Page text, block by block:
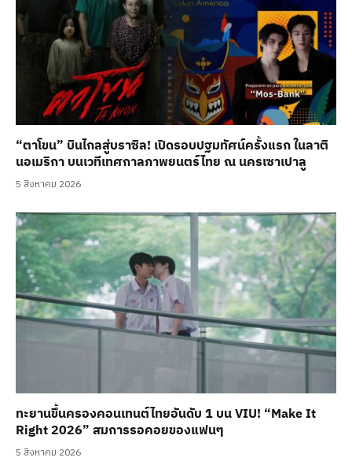
“ตาโขน” บินไกลสู่บราซิล! เปิดรอบปฐมทัศน์ครั้งแรก ในลาติ
นอเมริกา บนเวทีเทศกาลภาพยนตร์ไทย ณ นครเซาเปาลู
5 สิงหาคม 2026
ทะยานขึ้นครองคอนเทนต์ไทยอันดับ 1 บน VIU! “Make It
Right 2026” สมการรอคอยของแฟนๆ
5 สิงหาคม 2026